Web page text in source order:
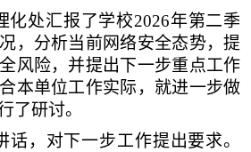
化处汇报了学校2026年第二季
，分析当前网络安全态势，提
风险，并提出下一步重点工作
本单位工作实际，就进一步做
了研讨。
话，对下一步工作提出要求。